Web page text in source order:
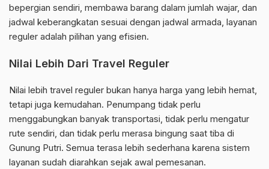
bepergian sendiri, membawa barang dalam jumlah wajar, dan
jadwal keberangkatan sesuai dengan jadwal armada, layanan
reguler adalah pilihan yang efisien.
Nilai Lebih Dari Travel Reguler
Nilai lebih travel reguler bukan hanya harga yang lebih hemat,
tetapi juga kemudahan. Penumpang tidak perlu
menggabungkan banyak transportasi, tidak perlu mengatur
rute sendiri, dan tidak perlu merasa bingung saat tiba di
Gunung Putri. Semua terasa lebih sederhana karena sistem
layanan sudah diarahkan sejak awal pemesanan.